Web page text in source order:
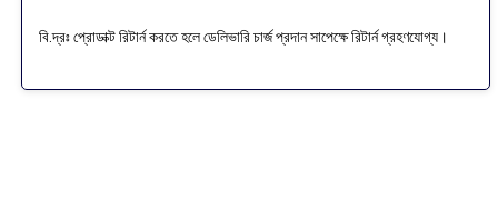
বি.দ্রঃ প্রোডাক্ট রিটার্ন করতে হলে ডেলিভারি চার্জ প্রদান সাপেক্ষে রিটার্ন গ্রহণযোগ্য।